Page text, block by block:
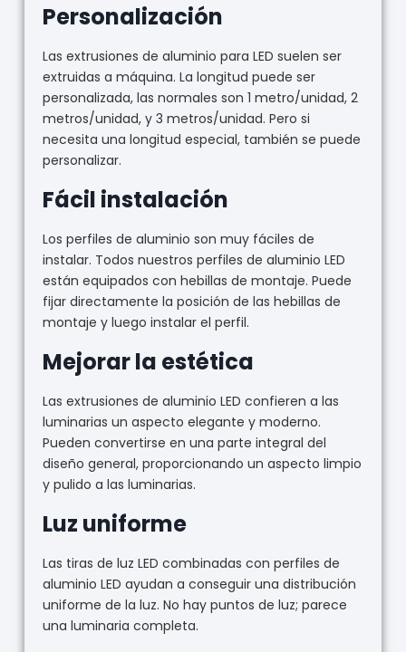
Personalización
Las extrusiones de aluminio para LED suelen ser
extruidas a máquina. La longitud puede ser
personalizada, las normales son 1 metro/unidad, 2
metros/unidad, y 3 metros/unidad. Pero si
necesita una longitud especial, también se puede
personalizar.
Fácil instalación
Los perfiles de aluminio son muy fáciles de
instalar. Todos nuestros perfiles de aluminio LED
están equipados con hebillas de montaje. Puede
fijar directamente la posición de las hebillas de
montaje y luego instalar el perfil.
Mejorar la estética
Las extrusiones de aluminio LED confieren a las
luminarias un aspecto elegante y moderno.
Pueden convertirse en una parte integral del
diseño general, proporcionando un aspecto limpio
y pulido a las luminarias.
Luz uniforme
Las tiras de luz LED combinadas con perfiles de
aluminio LED ayudan a conseguir una distribución
uniforme de la luz. No hay puntos de luz; parece
una luminaria completa.